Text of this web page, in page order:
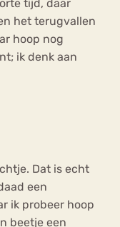
tijd, daar
het terugvallen
hoop nog
ik denk aan
Dat is echt
een
ik probeer hoop
beetje een